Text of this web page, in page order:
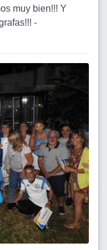
muy bien!!! Y
-